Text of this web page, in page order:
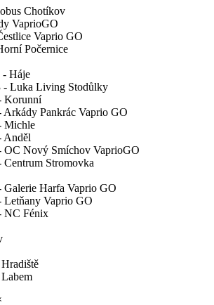
Chotíkov
VaprioGO
Vaprio GO
Počernice
- Háje
- Luka Living Stodůlky
Korunní
Arkády Pankrác Vaprio GO
Michle
Anděl
OC Nový Smíchov VaprioGO
Centrum Stromovka
Galerie Harfa Vaprio GO
Letňany Vaprio GO
NC Fénix